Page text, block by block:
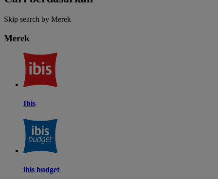
Skip search by Merek
Merek
Ibis
ibis budget